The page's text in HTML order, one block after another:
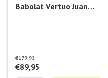
Babolat Vertuo Juan
€179,95
€89,95